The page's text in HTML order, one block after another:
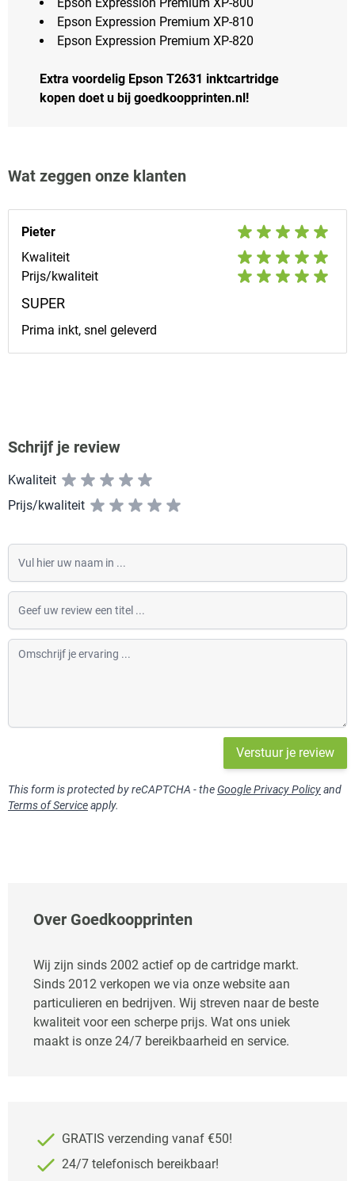
Epson Expression Premium XP-810
Epson Expression Premium XP-820
Extra voordelig Epson T2631 inktcartridge
kopen doet u bij goedkoopprinten.nl!
Wat zeggen onze klanten
Pieter
Kwaliteit
Prijs/kwaliteit
SUPER
Prima inkt, snel geleverd
Schrijf je review
Kwaliteit
Prijs/kwaliteit
Vul hier uw naam in
Geef uw review een titel
Omschrijf je ervaring
Verstuur je review
This form is protected by reCAPTCHA - the Google Privacy Policyand
Terms of Serviceapply.
Over Goedkoopprinten
Wij zijn sinds 2002 actief op de cartridge markt.
Sinds 2012 verkopen we via onze website aan
particulieren en bedrijven. Wij streven naar de beste
kwaliteit voor een scherpe prijs. Wat ons uniek
maakt is onze 24/7 bereikbaarheid en service.
GRATIS verzending vanaf €50!
24/7 telefonisch bereikbaar!